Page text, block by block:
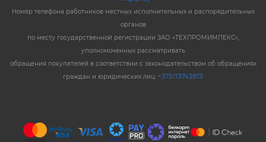
Номер телефона работников местных исполнительных и распорядительных
органов
по месту государственной регистрации ЗАО «ТЕХПРОМИМПЕКС»,
уполномоченных рассматривать
обращения покупателей в соответствии с законодательством об обращениях
граждан и юридических лиц: +375173743973